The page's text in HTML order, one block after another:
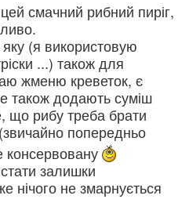
смачний рибний пиріг,
(я використовую
...) також для
жменю креветок, є
також додають суміш
що рибу треба брати
попередньо
консервовану
залишки
нічого не змарнується